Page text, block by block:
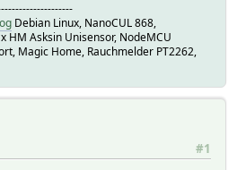
Debian Linux, NanoCUL 868,
HM Asksin Unisensor, NodeMCU
Magic Home, Rauchmelder PT2262,
#1